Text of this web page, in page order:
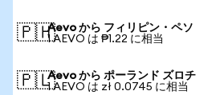
🇵🇭Aevo から フィリピン・ペソ
1 AEVO は ₱1.22 に相当
🇵🇱Aevo から ポーランド ズロチ
1 AEVO は zł 0.0745 に相当